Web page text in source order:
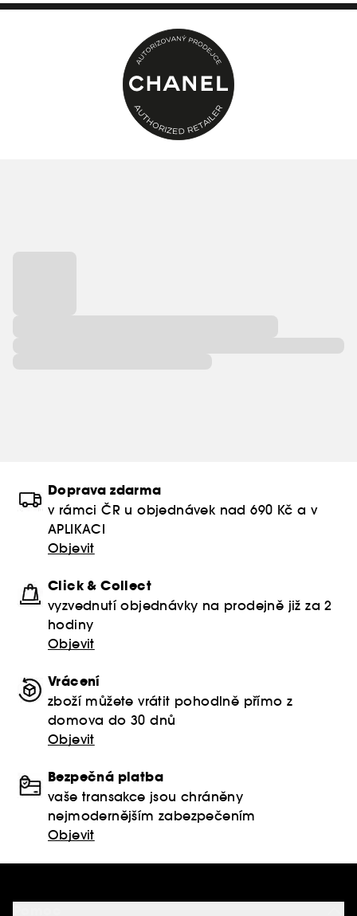
Doprava zdarma
v rámci ČR u objednávek nad 690 Kč a v
APLIKACI
Objevit
Click & Collect
vyzvednutí objednávky na prodejně již za 2
hodiny
Objevit
Vrácení
zboží můžete vrátit pohodlně přímo z
domova do 30 dnů
Objevit
Bezpečná platba
vaše transakce jsou chráněny
nejmodernějším zabezpečením
Objevit